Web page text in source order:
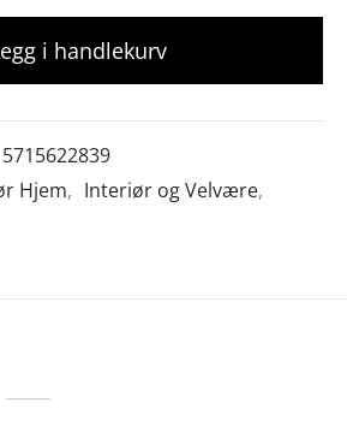
i handlekurv
5715622839
Hjem, Interiør og Velvære,